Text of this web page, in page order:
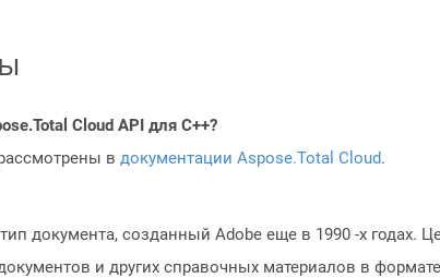
Cloud API для C++?
в документации Aspose.Total Cloud.
документа, созданный Adobe еще в 1990 -х годах.
и других справочных материалов в